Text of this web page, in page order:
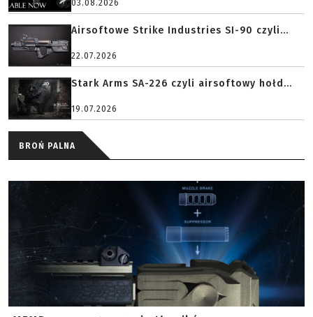
03.08.2026
Airsoftowe Strike Industries SI-90 czyli...
22.07.2026
Stark Arms SA-226 czyli airsoftowy hołd...
19.07.2026
BROŃ PALNA